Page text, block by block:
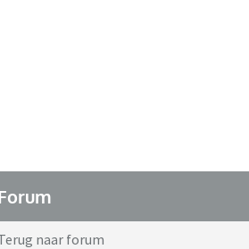
naar forum